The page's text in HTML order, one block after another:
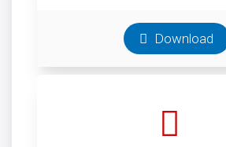
Download